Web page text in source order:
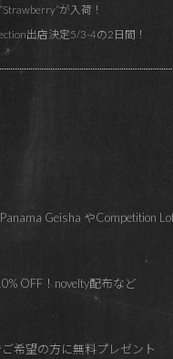
が入荷！
出店決定5/3-4の2日間！
Geisha やCompetition
OFF！novelty配布など
希望の方に無料プレゼント